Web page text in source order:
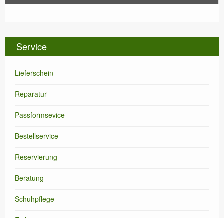
Service
Lieferschein
Reparatur
Passformsevice
Bestellservice
Reservierung
Beratung
Schuhpflege